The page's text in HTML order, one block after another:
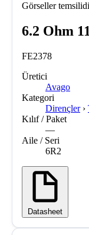
Görseller
6.2 Ohm
FE2378
Üretici
Avago
Kategori
Dirençler ›
Kılıf / Paket
—
Aile / Seri
6R2
Datasheet